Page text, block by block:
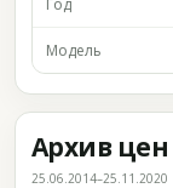
Год
Модель
Архив
25.06.2014–25.11.2020